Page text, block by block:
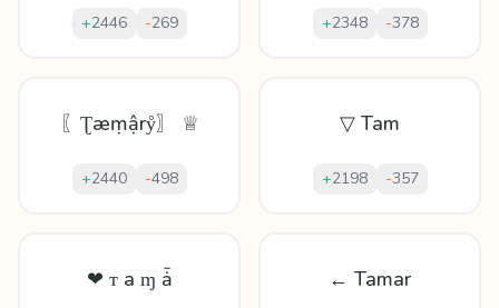
+2446 -269 +2348 -378
〖Ʈæṃậrẙ〗 ♕
+2440 -498
▽ Tam
+2198 -357
❤ ᴛ а ɱ ǡ ← Tamar